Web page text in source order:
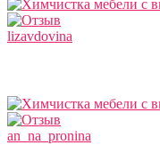
lizavdovina
an_na_pronina